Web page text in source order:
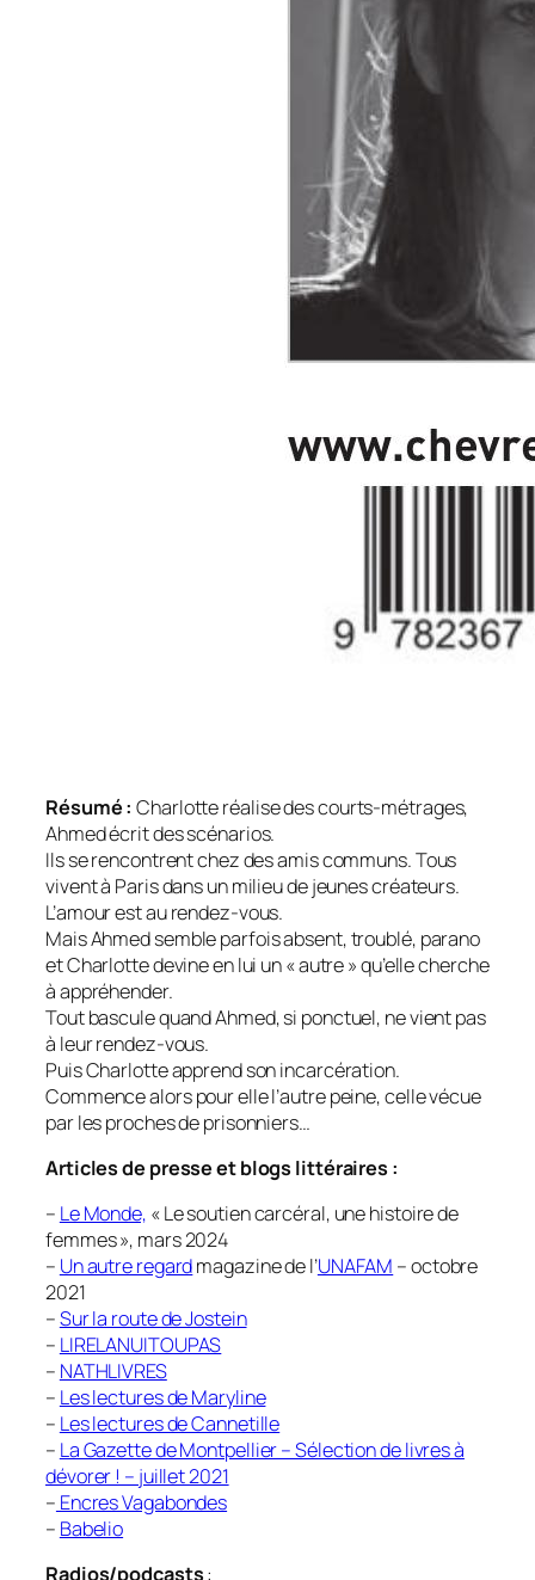
Résumé :Charlotte réalise des courts-métrages,
Ahmed écrit des scénarios.
Ils se rencontrent chez des amis communs. Tous
vivent à Paris dans un milieu de jeunes créateurs.
L’amour est au rendez-vous.
Mais Ahmed semble parfois absent, troublé, parano
et Charlotte devine en lui un « autre » qu’elle cherche
à appréhender.
Tout bascule quand Ahmed, si ponctuel, ne vient pas
à leur rendez-vous.
Puis Charlotte apprend son incarcération.
Commence alors pour elle l’autre peine, celle vécue
par les proches de prisonniers…
Articles de presse et blogs littéraires :
– Le Monde, « Le soutien carcéral, une histoire de
femmes », mars 2024
– Un autre regardmagazine de l’UNAFAM – octobre
2021
–Sur la route de Jostein
– LIRELANUITOUPAS
– NATHLIVRES
– Les lectures de Maryline
– Les lectures de Cannetille
– La Gazette de Montpellier – Sélection de livres à
dévorer ! – juillet 2021
– Encres Vagabondes
– Babelio
Radios/podcasts: